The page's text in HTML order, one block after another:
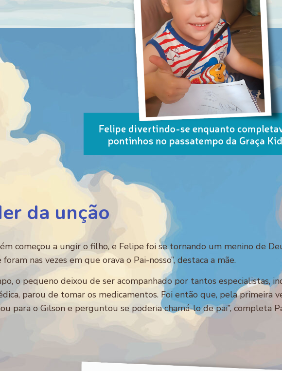
da unção
começou a ungir o filho, e Felipe foi se tornando um menino de
nas vezes em que orava o Pai-nosso”, destaca a mãe.
o pequeno deixou de ser acompanhado por tantos especialistas,
parou de tomar os medicamentos. Foi então que, pela primeira
para o Gilson e perguntou se poderia chamá-lo de pai”, completa